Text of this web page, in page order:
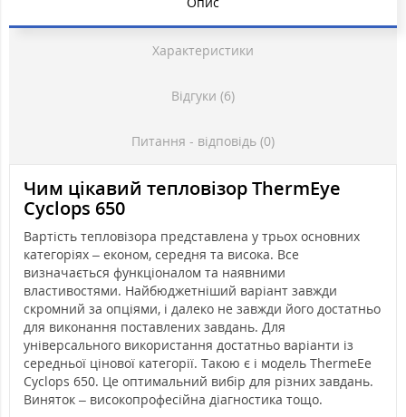
Характеристики
Відгуки (6)
Питання - відповідь (0)
Чим цікавий тепловізор ThermEye
Cyclops 650
Вартість тепловізора представлена у трьох основних
категоріях – економ, середня та висока. Все
визначається функціоналом та наявними
властивостями. Найбюджетніший варіант завжди
скромний за опціями, і далеко не завжди його достатньо
для виконання поставлених завдань. Для
універсального використання достатньо варіанти із
середньої цінової категорії. Такою є і модель ThermeЕe
Cyclops 650. Це оптимальний вибір для різних завдань.
Виняток – високопрофесійна діагностика тощо.